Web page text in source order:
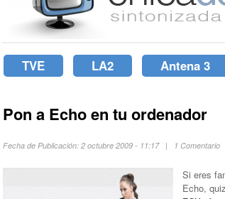
TVE LA2 Antena 3
Pon a Echo en tu ordenador
Fecha de Publicación: 2 octubre 2009 - 11:17 | 1
Si eres
Echo,